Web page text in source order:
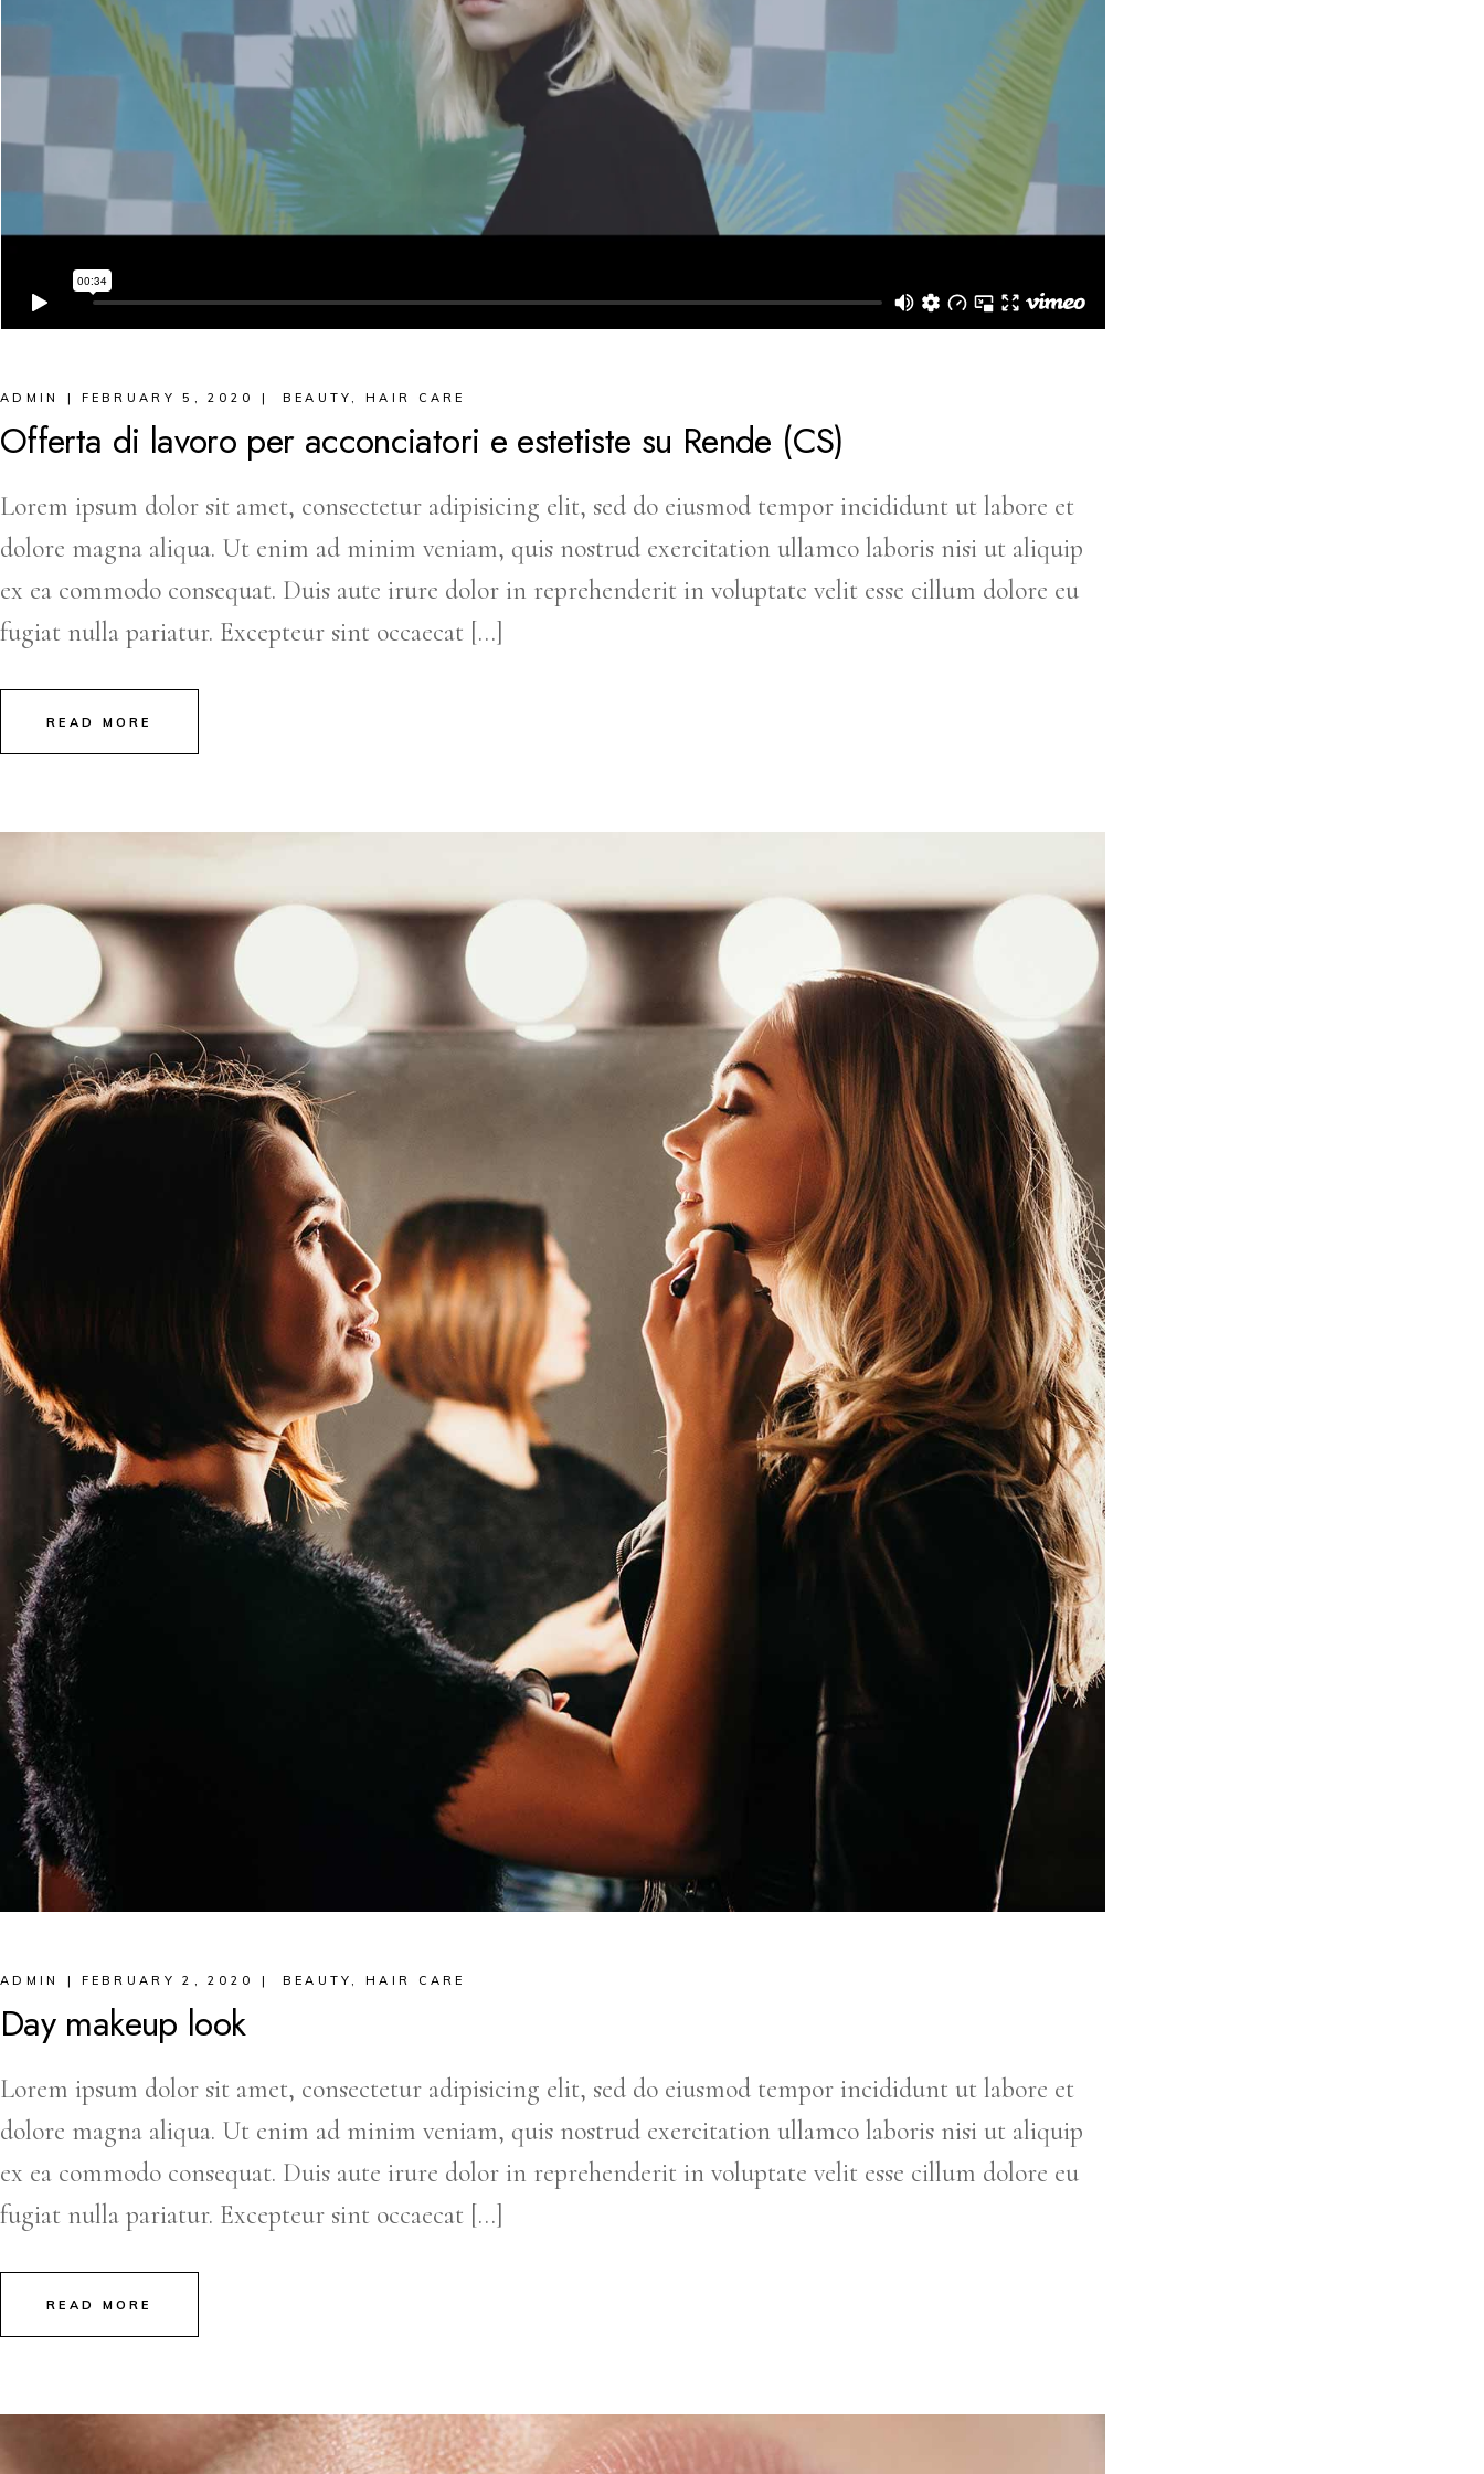
ADMIN FEBRUARY 5, 2020 BEAUTY ,HAIR CARE
Offerta di lavoro per acconciatori e estetiste su Rende (CS)
Lorem ipsum dolor sit amet, consectetur adipisicing elit, sed do eiusmod tempor incididunt ut labore et
dolore magna aliqua. Ut enim ad minim veniam, quis nostrud exercitation ullamco laboris nisi ut aliquip
ex ea commodo consequat. Duis aute irure dolor in reprehenderit in voluptate velit esse cillum dolore eu
fugiat nulla pariatur. Excepteur sint occaecat […]
READ MORE
ADMIN FEBRUARY 2, 2020 BEAUTY ,HAIR CARE
Day makeup look
Lorem ipsum dolor sit amet, consectetur adipisicing elit, sed do eiusmod tempor incididunt ut labore et
dolore magna aliqua. Ut enim ad minim veniam, quis nostrud exercitation ullamco laboris nisi ut aliquip
ex ea commodo consequat. Duis aute irure dolor in reprehenderit in voluptate velit esse cillum dolore eu
fugiat nulla pariatur. Excepteur sint occaecat […]
READ MORE